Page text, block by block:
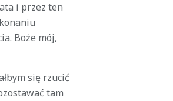
i przez ten
Boże mój,
się rzucić
tam